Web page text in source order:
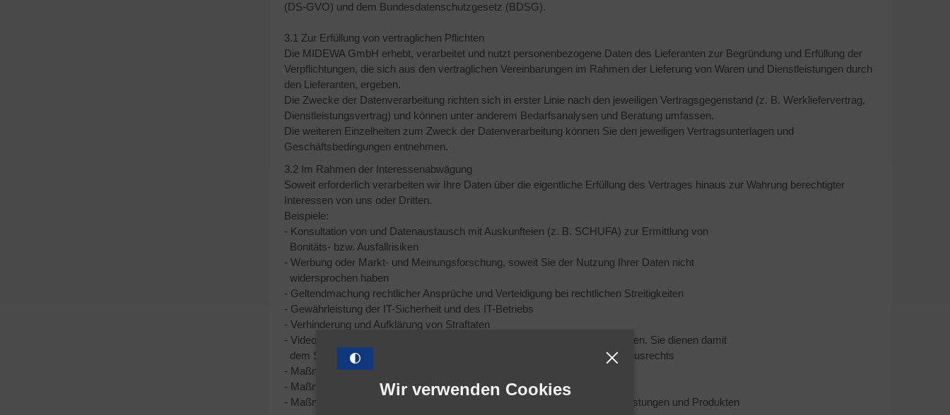
(DS-GVO) und dem Bundesdatenschutzgesetz (BDSG).
3.1 Zur Erfüllung von vertraglichen Pflichten
Die MIDEWA GmbH erhebt, verarbeitet und nutzt personenbezogene Daten des Lieferanten zur Begründung und Erfüllung der
Verpflichtungen, die sich aus den vertraglichen Vereinbarungen im Rahmen der Lieferung von Waren und Dienstleistungen durch
den Lieferanten, ergeben.
Die Zwecke der Datenverarbeitung richten sich in erster Linie nach den jeweiligen Vertragsgegenstand (z. B. Werkliefervertrag,
Dienstleistungsvertrag) und können unter anderem Bedarfsanalysen und Beratung umfassen.
Die weiteren Einzelheiten zum Zweck der Datenverarbeitung können Sie den jeweiligen Vertragsunterlagen und
Geschäftsbedingungen entnehmen.
3.2 Im Rahmen der Interessenabwägung
Soweit erforderlich verarbeiten wir Ihre Daten über die eigentliche Erfüllung des Vertrages hinaus zur Wahrung berechtigter
Interessen von uns oder Dritten.
Beispiele:
- Konsultation von und Datenaustausch mit Auskunfteien (z. B. SCHUFA) zur Ermittlung von
Bonitäts- bzw. Ausfallrisiken
- Werbung oder Markt- und Meinungsforschung, soweit Sie der Nutzung Ihrer Daten nicht
widersprochen haben
- Geltendmachung rechtlicher Ansprüche und Verteidigung bei rechtlichen Streitigkeiten
- Gewährleistung der IT-Sicherheit und des IT-Betriebs
- Verhinderung und Aufklärung von Straftaten
- Videoüberwachungen dienen der Sammlung von Beweismitteln bei Straftaten. Sie dienen damit
dem Schutz von Kunden und Mitarbeitern sowie der Wahrnehmung des Hausrechts
- Maßnahmen zur Gebäude- und Anlagensicherheit (z. B. Zutrittskontrollen)
- Maßnahmen zur Sicherstellung des Hausrechts
- Maßnahmen zur Geschäftssteuerung und Weiterentwicklung von Dienstleistungen und Produkten
Wir verwenden Cookies